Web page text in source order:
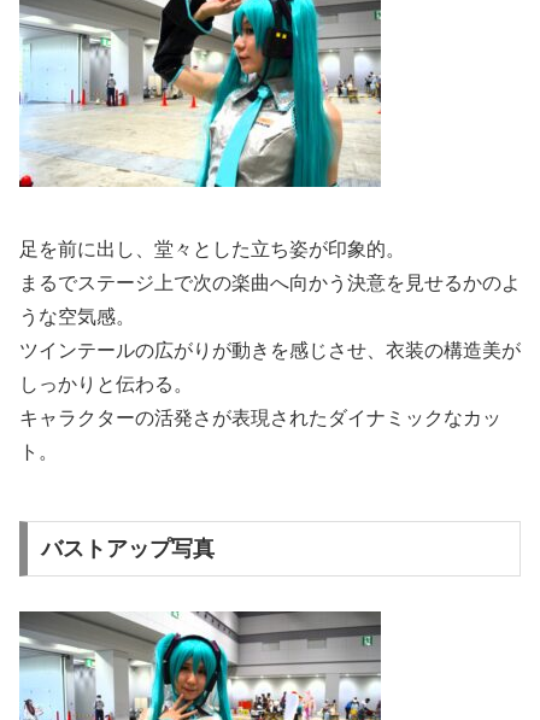
足を前に出し、堂々とした立ち姿が印象的。
まるでステージ上で次の楽曲へ向かう決意を見せるかのよ
うな空気感。
ツインテールの広がりが動きを感じさせ、衣装の構造美が
しっかりと伝わる。
キャラクターの活発さが表現されたダイナミックなカッ
ト。
バストアップ写真